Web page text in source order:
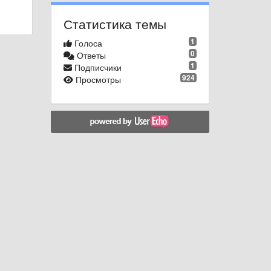
Статистика темы
1
Голоса
0
Ответы
1
Подписчики
924
Просмотры